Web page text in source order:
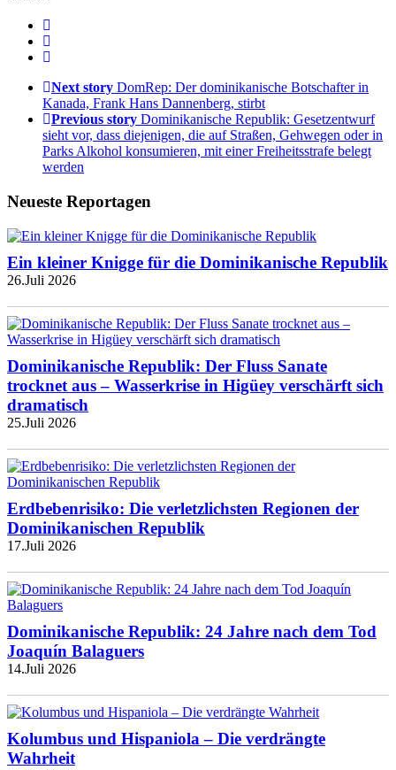
Next story DomRep: Der dominikanische Botschafter in
Kanada, Frank Hans Dannenberg, stirbt
Previous story Dominikanische Republik: Gesetzentwurf
sieht vor, dass diejenigen, die auf Straßen, Gehwegen oder in
Parks Alkohol konsumieren, mit einer Freiheitsstrafe belegt
werden
Neueste Reportagen
Ein kleiner Knigge für die Dominikanische Republik
26.Juli 2026
Dominikanische Republik: Der Fluss Sanate
trocknet aus – Wasserkrise in Higüey verschärft sich
dramatisch
25.Juli 2026
Erdbebenrisiko: Die verletzlichsten Regionen der
Dominikanischen Republik
17.Juli 2026
Dominikanische Republik: 24 Jahre nach dem Tod
Joaquín Balaguers
14.Juli 2026
Kolumbus und Hispaniola – Die verdrängte
Wahrheit